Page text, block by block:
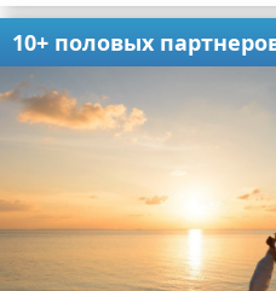
10+ половых